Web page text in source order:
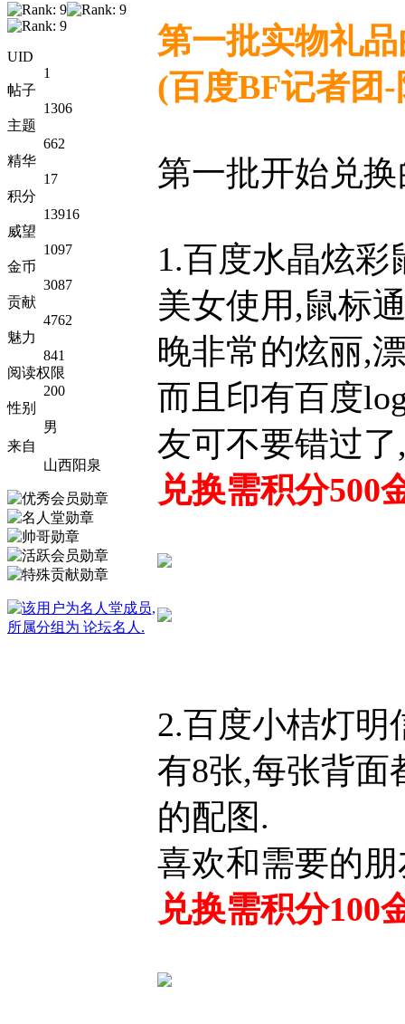
UID
1
帖子
1306
主题
662
精华
17
积分
13916
威望
1097
金币
3087
贡献
4762
魅力
841
阅读权限
200
性别
男
来自
山西阳泉
第一批实物礼
(百度BF记者团-
第一批开始兑
1.百度水晶炫
美女使用,鼠标
晚非常的炫丽,
而且印有百度
友可不要错过
兑换需积分500
2.百度小桔灯明
有8张,每张背面
的配图.
喜欢和需要的
兑换需积分100